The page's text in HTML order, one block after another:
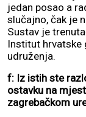
jedan posao a
slučajno, čak je
Sustav je
Institut hrvatske
udruženja.
f: Iz istih ste
ostavku na
zagrebačkom